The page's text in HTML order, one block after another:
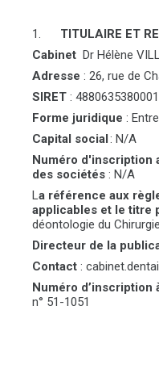
1. TITULAIRE ET
Cabinet Dr Hélène
Adresse : 26, rue de
SIRET :
Forme juridique :
Capital social: N/A
Numéro d'inscription
des sociétés : N/A
La référence aux
applicables et le titre
déontologie du
Directeur de la
Contact :
Numéro d’inscription
n° 51-1051